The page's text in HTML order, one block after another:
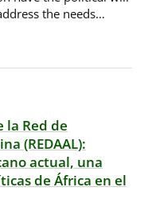
the needs…
la Red de
(REDAAL):
actual, una
de África en el